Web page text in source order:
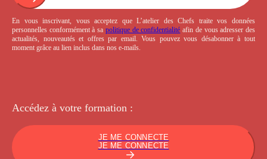
En vous inscrivant, vous acceptez que L’atelier des Chefs traite vos données
personnelles conformément à sa politique de confidentialité afin de vous adresser des
actualités, nouveautés et offres par email. Vous pouvez vous désabonner à tout
moment grâce au lien inclus dans nos e-mails.
Accédez à votre formation :
JE ME CONNECTE
JE ME CONNECTE